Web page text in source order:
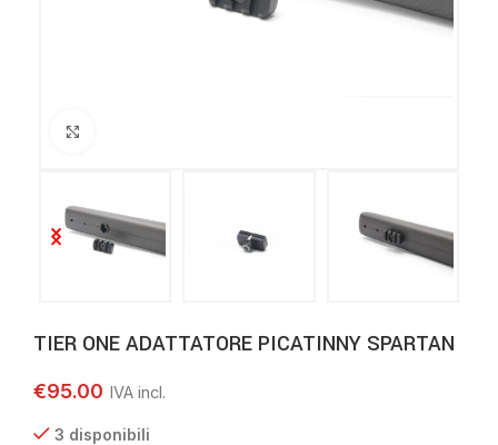
TIER ONE ADATTATORE PICATINNY SPARTAN
€95.00
3 disponibili